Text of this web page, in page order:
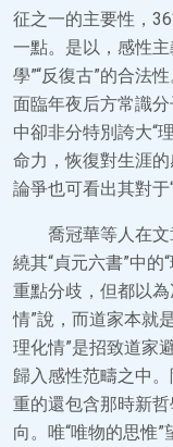
征之一的主要性，
一點。是以，感性主
學”“反復古”的合法
面臨年夜后方常識
中卻非分特別誇大“
命力，恢復對生涯
論爭也可看出其對于
喬冠華等人在
繞其“貞元六書”中的
重點分歧，但都以為
情”說，而道家本就
理化情”是招致道家
歸入感性范疇之中。
重的還包含那時新
向。唯“唯物的思惟”